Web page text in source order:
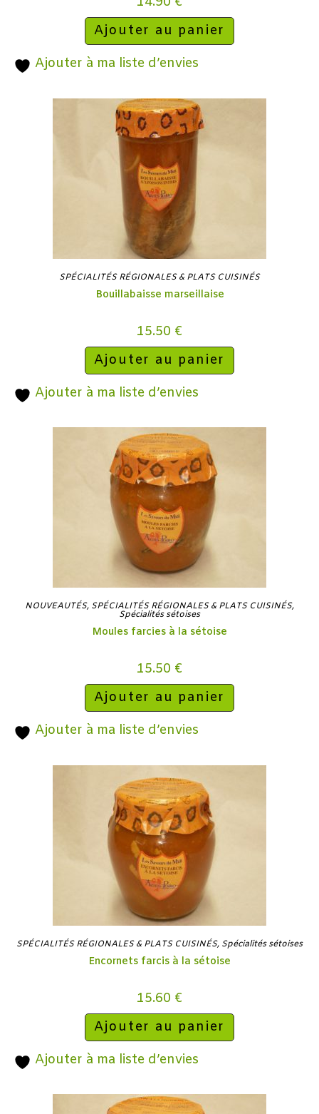
Ajouter au panier
Ajouter à ma liste d’envies
SPÉCIALITÉS RÉGIONALES & PLATS CUISINÉS
Bouillabaisse marseillaise
15.50 €
Ajouter au panier
Ajouter à ma liste d’envies
NOUVEAUTÉS, SPÉCIALITÉS RÉGIONALES & PLATS CUISINÉS,
Spécialités sétoises
Moules farcies à la sétoise
15.50 €
Ajouter au panier
Ajouter à ma liste d’envies
SPÉCIALITÉS RÉGIONALES & PLATS CUISINÉS, Spécialités sétoises
Encornets farcis à la sétoise
15.60 €
Ajouter au panier
Ajouter à ma liste d’envies